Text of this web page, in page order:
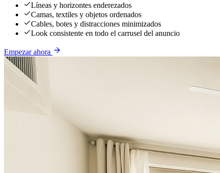
Líneas y horizontes enderezados
Camas, textiles y objetos ordenados
Cables, botes y distracciones minimizados
Look consistente en todo el carrusel del anuncio
Empezar ahora